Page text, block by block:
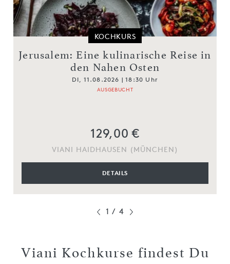
KOCHKURS
Jerusalem: Eine kulinarische Reise in
den Nahen Osten
DI, 11.08.2026 | 18:30 Uhr
AUSGEBUCHT
129,00 €
VIANI HAIDHAUSEN (MÜNCHEN)
DETAILS
1 / 4
Viani Kochkurse findest Du